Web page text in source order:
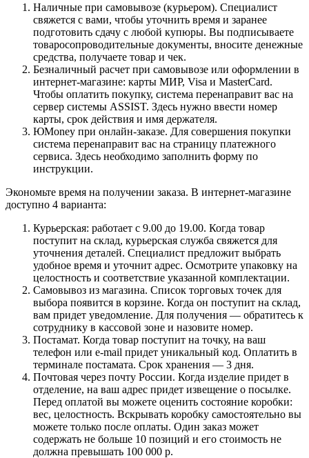
Наличные при самовывозе (курьером). Специалист
свяжется с вами, чтобы уточнить время и заранее
подготовить сдачу с любой купюры. Вы подписываете
товаросопроводительные документы, вносите денежные
средства, получаете товар и чек.
Безналичный расчет при самовывозе или оформлении в
интернет-магазине: карты МИР, Visa и MasterCard.
Чтобы оплатить покупку, система перенаправит вас на
сервер системы ASSIST. Здесь нужно ввести номер
карты, срок действия и имя держателя.
ЮMoney при онлайн-заказе. Для совершения покупки
система перенаправит вас на страницу платежного
сервиса. Здесь необходимо заполнить форму по
инструкции.
Экономьте время на получении заказа. В интернет-магазине
доступно 4 варианта:
Курьерская: работает с 9.00 до 19.00. Когда товар
поступит на склад, курьерская служба свяжется для
уточнения деталей. Специалист предложит выбрать
удобное время и уточнит адрес. Осмотрите упаковку на
целостность и соответствие указанной комплектации.
Самовывоз из магазина. Список торговых точек для
выбора появится в корзине. Когда он поступит на склад,
вам придет уведомление. Для получения — обратитесь к
сотруднику в кассовой зоне и назовите номер.
Постамат. Когда товар поступит на точку, на ваш
телефон или e-mail придет уникальный код. Оплатить в
терминале постамата. Срок хранения — 3 дня.
Почтовая через почту России. Когда изделие придет в
отделение, на ваш адрес придет извещение о посылке.
Перед оплатой вы можете оценить состояние коробки:
вес, целостность. Вскрывать коробку самостоятельно вы
можете только после оплаты. Один заказ может
содержать не больше 10 позиций и его стоимость не
должна превышать 100 000 р.